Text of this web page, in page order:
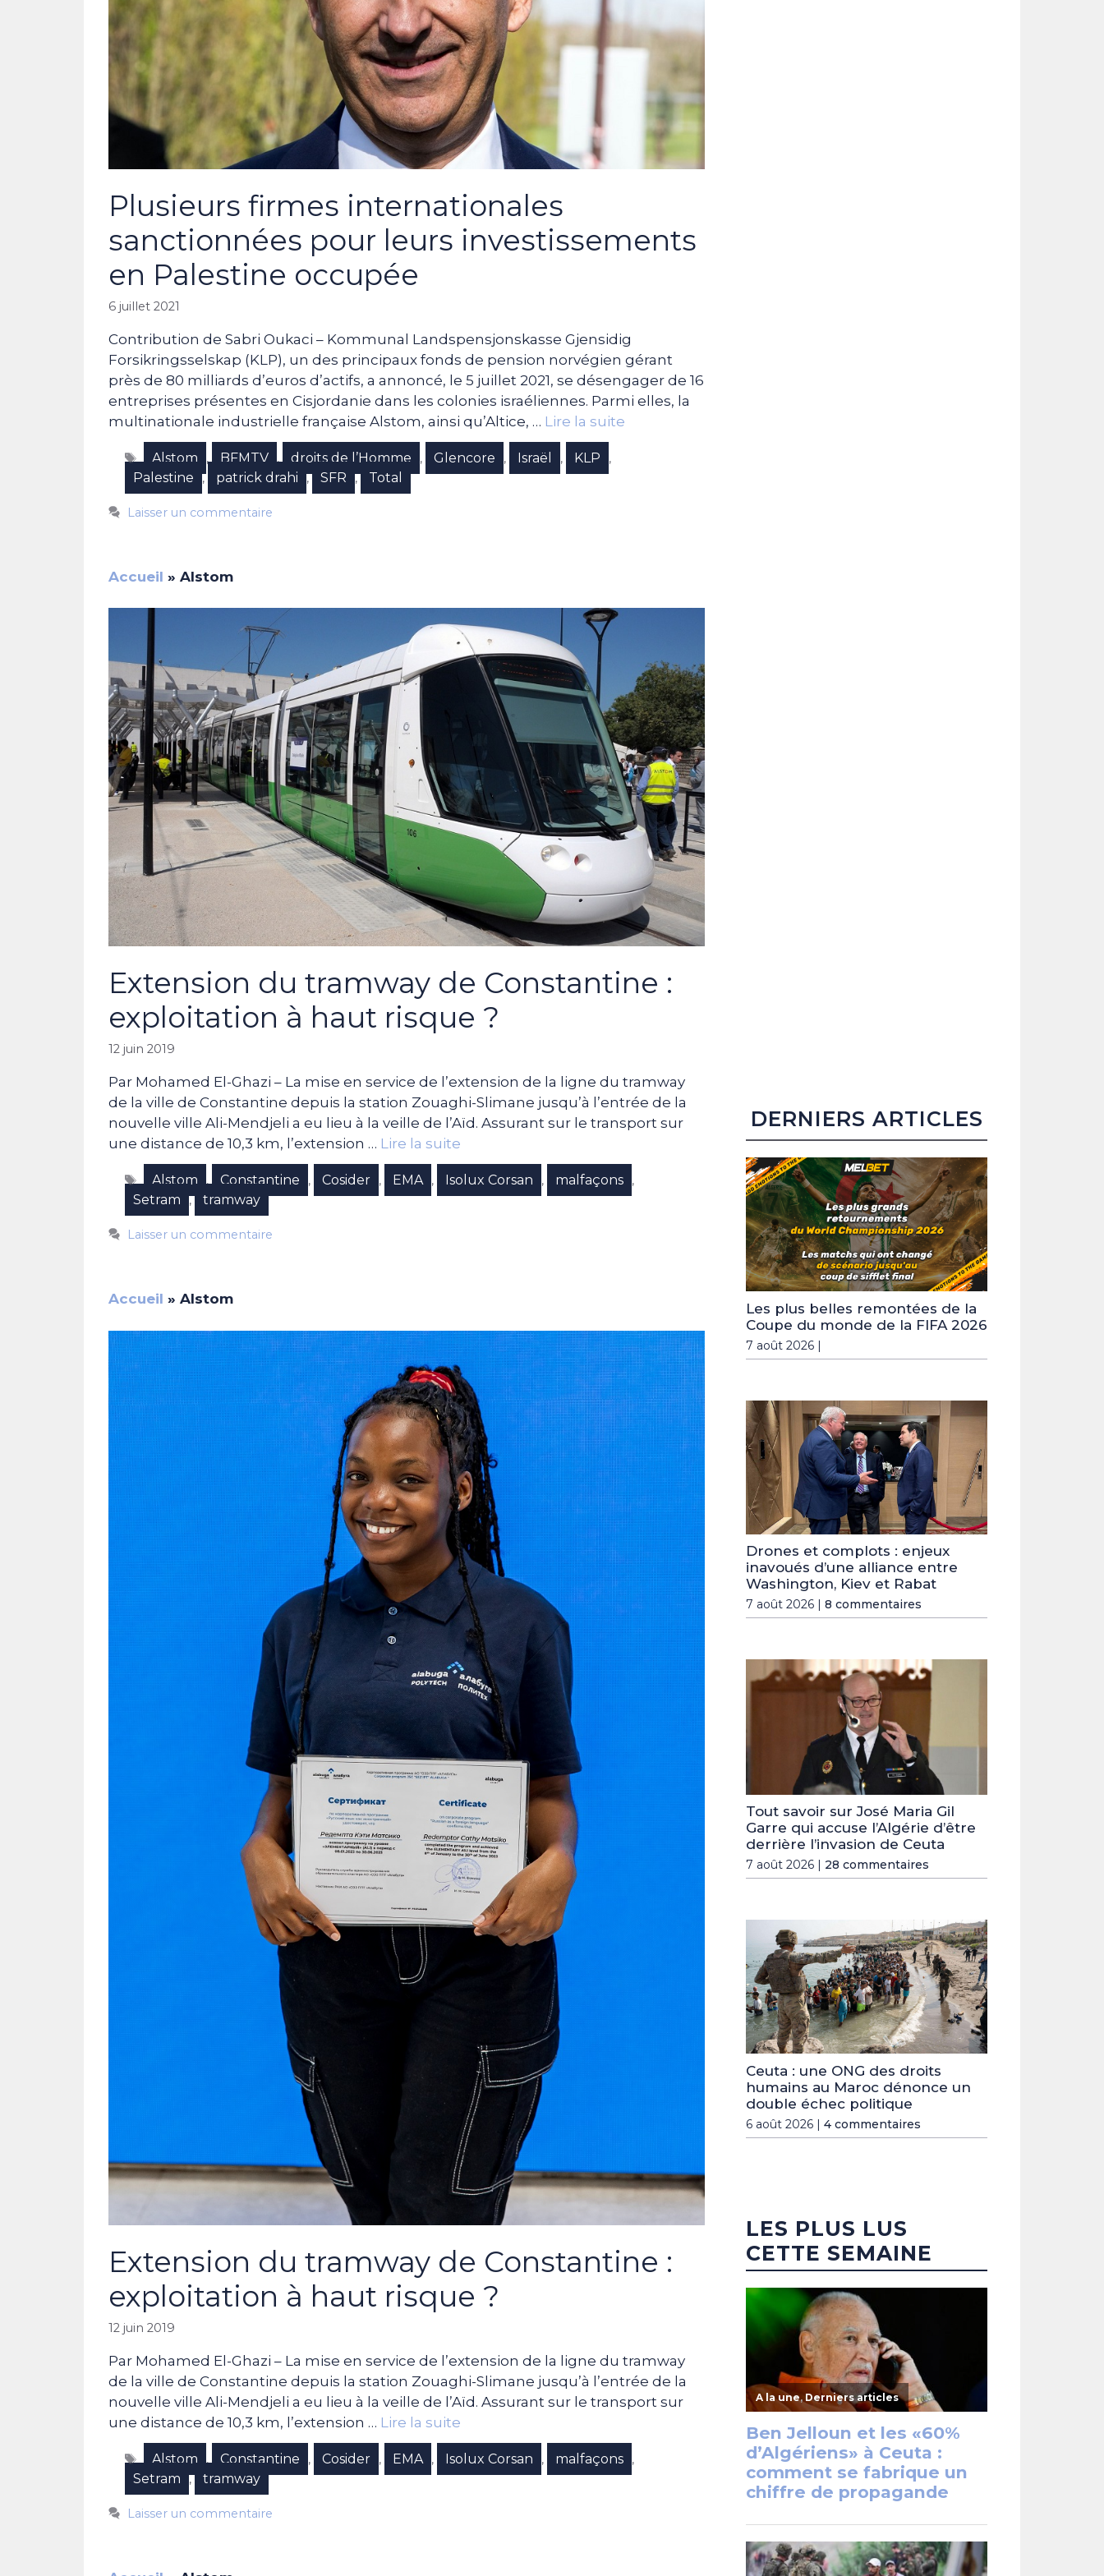
Plusieurs firmes internationales
sanctionnées pour leurs investissements
en Palestine occupée
6 juillet 2021
Contribution de Sabri Oukaci – Kommunal Landspensjonskasse Gjensidig
Forsikringsselskap (KLP), un des principaux fonds de pension norvégien gérant
près de 80 milliards d’euros d’actifs, a annoncé, le 5 juillet 2021, se désengager de 16
entreprises présentes en Cisjordanie dans les colonies israéliennes. Parmi elles, la
multinationale industrielle française Alstom, ainsi qu’Altice, … Lire la suite
Étiquettes
Alstom , BFMTV , droits de l’Homme , Glencore , Israël , KLP ,
Palestine , patrick drahi , SFR , Total
Laisser un commentaire
Accueil » Alstom
Extension du tramway de Constantine :
exploitation à haut risque ?
12 juin 2019
Par Mohamed El-Ghazi – La mise en service de l’extension de la ligne du tramway
de la ville de Constantine depuis la station Zouaghi-Slimane jusqu’à l’entrée de la
nouvelle ville Ali-Mendjeli a eu lieu à la veille de l’Aïd. Assurant sur le transport sur
une distance de 10,3 km, l’extension … Lire la suite
Étiquettes
Alstom , Constantine , Cosider , EMA , Isolux Corsan , malfaçons ,
Setram , tramway
Laisser un commentaire
Accueil » Alstom
Extension du tramway de Constantine :
exploitation à haut risque ?
12 juin 2019
Par Mohamed El-Ghazi – La mise en service de l’extension de la ligne du tramway
de la ville de Constantine depuis la station Zouaghi-Slimane jusqu’à l’entrée de la
nouvelle ville Ali-Mendjeli a eu lieu à la veille de l’Aïd. Assurant sur le transport sur
une distance de 10,3 km, l’extension … Lire la suite
Étiquettes
Alstom , Constantine , Cosider , EMA , Isolux Corsan , malfaçons ,
Setram , tramway
Laisser un commentaire
DERNIERS ARTICLES
Les plus belles remontées de la
Coupe du monde de la FIFA 2026
7 août 2026 |
Drones et complots : enjeux
inavoués d’une alliance entre
Washington, Kiev et Rabat
7 août 2026 | 8 commentaires
Tout savoir sur José Maria Gil
Garre qui accuse l’Algérie d’être
derrière l’invasion de Ceuta
7 août 2026 | 28 commentaires
Ceuta : une ONG des droits
humains au Maroc dénonce un
double échec politique
6 août 2026 | 4 commentaires
LES PLUS LUS
CETTE SEMAINE